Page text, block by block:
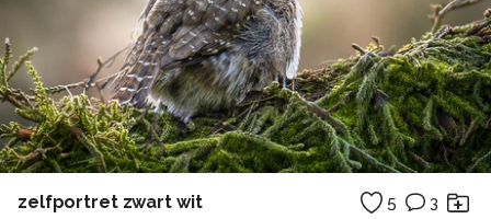
zelfportret zwart wit 5 3